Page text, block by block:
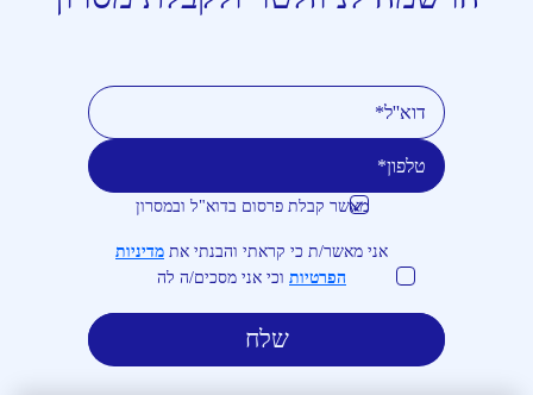
מאשר קבלת פרסום בדוא"ל ובמסרון
אני מאשר/ת כי קראתי והבנתי את מדיניות
הפרטיות וכי אני מסכים/ה לה